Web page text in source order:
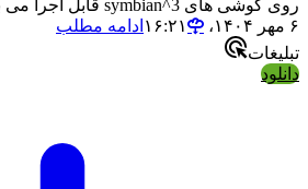
روی گوشی های symbian^3 قابل اجرا می باشد.
۶ مهر ۱۴۰۴،‏ ۱۶:۲۱
ادامه مطلب
تبلیغات
دانلود